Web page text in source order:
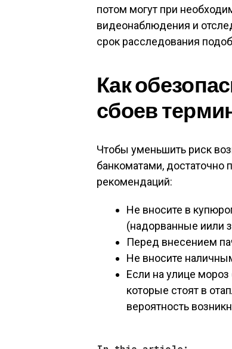
потом могут при
видеонаблюдения и
срок расследования
Как
сбоев
Чтобы уменьшить риск
банкоматами,
рекомендаций:
Не вносите в
(надорванные иили
Перед внесением
Не вносите
Если на улице мороз
которые стоят в
вероятность